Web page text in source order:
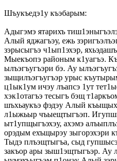
Шъукъедэ1у къэбарым:
Адыгэмэ ятарихъ
Алый яджагъэу, ежь
зэрысыгъэ ч1ып1эхэр,
Мыекъопэ районым к1уагъэ.
ылъэгъугъэри бэ. Ау
зыщилъэгъугъэр урыс
ц1ык1ум ичэу лъапсэ 1ут
хэк1отагъэ тесыгъ бэщ
шъхьаукъэ фэдэу Алый
л1ыжьыр чъыещтыгъэп.
ыт1упщыгъэхэу, ахэмэ
орэдым ехъщырэу зыгорэхэри
Тыдэ плъэщтыгъа, сыд
закъор ары зыш1эщтыгъэр. Ау